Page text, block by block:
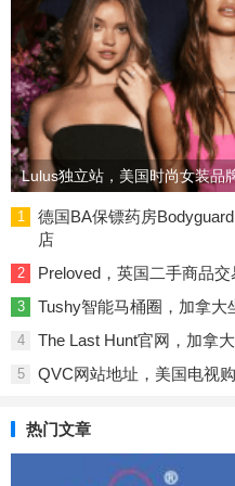
Lulus独立站，美国时尚女装品
1
德国BA保镖药房
店
2 Preloved，英国二手商品交
3 Tushy智能马桶圈，加拿大
4 The Last Hunt官网，加拿
5 QVC网站地址，美国电视
热门文章